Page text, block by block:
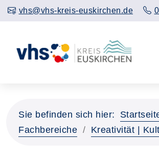
vhs@vhs-kreis-euskirchen.de
Sie befinden sich hier:
Fachbereiche
Kreativität |